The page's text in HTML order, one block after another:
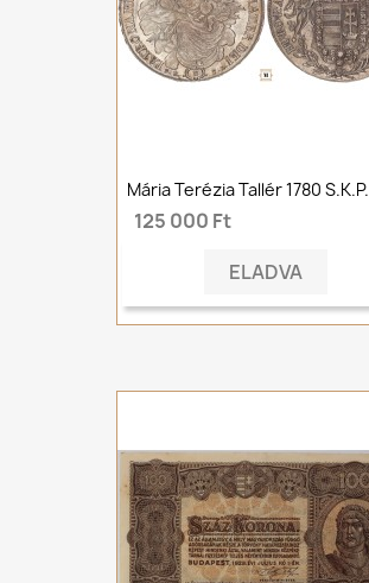
Mária Terézia Tallér 1780
125 000 Ft
ELADVA